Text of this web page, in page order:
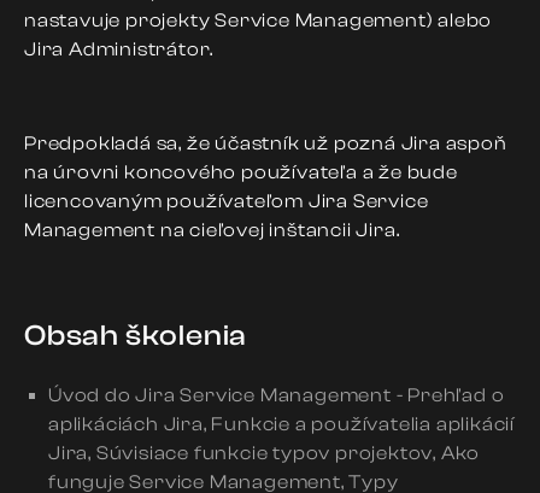
nastavuje projekty Service Management) alebo
Jira Administrátor.
Predpokladá sa, že účastník už pozná Jira aspoň
na úrovni koncového používateľa a že bude
licencovaným používateľom Jira Service
Management na cieľovej inštancii Jira.
Obsah školenia
Úvod do Jira Service Management - Prehľad o
aplikáciách Jira, Funkcie a používatelia aplikácií
Jira, Súvisiace funkcie typov projektov, Ako
funguje Service Management, Typy